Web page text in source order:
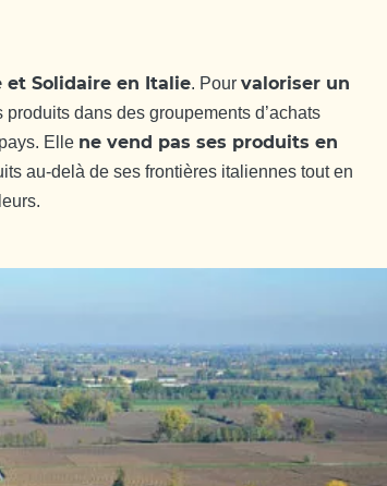
et Solidaire en Italie. Pour valoriser un
dans des groupements d’achats
Elle ne vend pas ses produits en
au-delà de ses frontières italiennes tout en